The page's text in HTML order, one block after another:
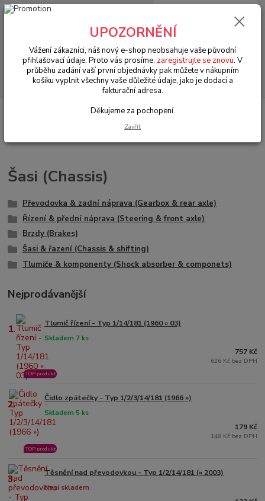
Menu
Hledat
+420 602 330 329
0 Kč
VW Brouk Typ 1 (1938 » 03) Šasi (Chassis)
Šasi (Chassis)
Převodovka & zadní náprava (Gearbox & rear axle)
Řízení & přední náprava (Steering & front axle)
Brzdy (Brakes)
Šasi & řazení (Chassis & shifting)
Tlumiče & komponenty (Shock absorber & componets)
Nejprodávanější
1. Tlumič řízení - Typ 1/14/181 (1960 » 03)
Skladem 7 ks
TOP produkt
757 Kč
626 Kč bez DPH
2. Čidlo zpátečky - Typ 1/2/3/14/181 (1966 »)
Skladem 5 ks
TOP produkt
179 Kč
148 Kč bez DPH
3. Těsnění nad převodovkou - Typ 1/2/14/181 (» 2003)
Není skladem
UPOZORNĚNÍ
Vážení zákazníci, náš nový e-shop neobsahuje vaše původní
přihlašovací údaje. Proto vás prosíme, zaregistrujte se znovu. V
průběhu zadání vaší první objednávky pak můžete v nákupním
košíku vyplnit všechny vaše důležité údaje, jako je dodací a
fakturační adresa.
Děkujeme za pochopení.
Zavřít